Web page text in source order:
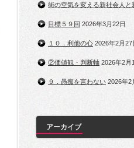
街の空気を変える新社会人と
目標５９回 2026年3月22日
１０．利他の心 2026年2月27
②価値観・判断軸 2026年2月
９．愚痴を言わない 2026年2
アーカイブ